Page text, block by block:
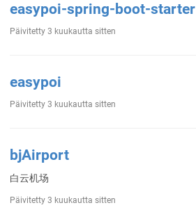
easypoi-spring-boot-starter
Päivitetty 3 kuukautta sitten
easypoi
Päivitetty 3 kuukautta sitten
bjAirport
白云机场
Päivitetty 3 kuukautta sitten